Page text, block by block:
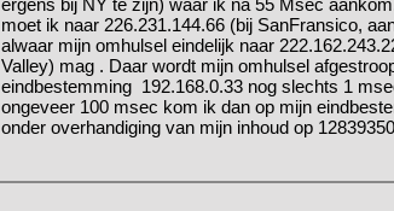
moet ik naar 226.231.144.66 (bij SanFransico,
alwaar mijn omhulsel eindelijk naar
Valley) mag . Daar wordt mijn omhulsel
eindbestemming 192.168.0.33 nog slechts 1
ongeveer 100 msec kom ik dan op mijn
onder overhandiging van mijn inhoud op